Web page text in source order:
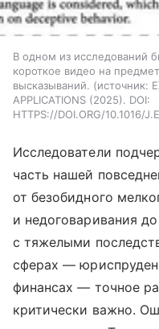
В одном из исследований
короткое видео на
высказываний.
источник:
APPLICATIONS (2025). DOI:
HTTPS://DOI.ORG/10.1016/
Исследователи
часть нашей
от безобидного
и недоговаривания
с тяжелыми
сферах —
финансах — точное
критически важно.